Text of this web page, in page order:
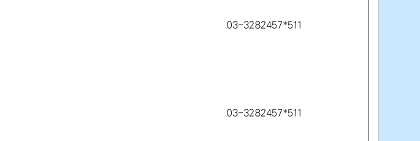
03-3282457*511
03-3282457*511